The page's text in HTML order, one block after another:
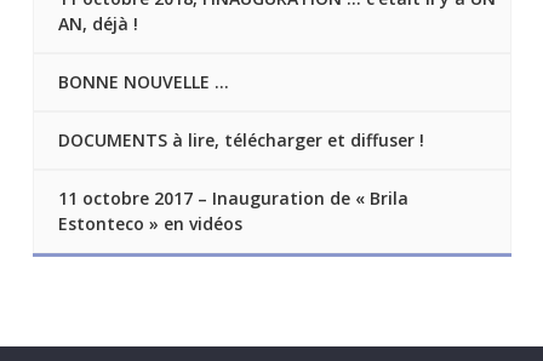
AN, déjà !
BONNE NOUVELLE …
DOCUMENTS à lire, télécharger et diffuser !
11 octobre 2017 – Inauguration de « Brila
Estonteco » en vidéos